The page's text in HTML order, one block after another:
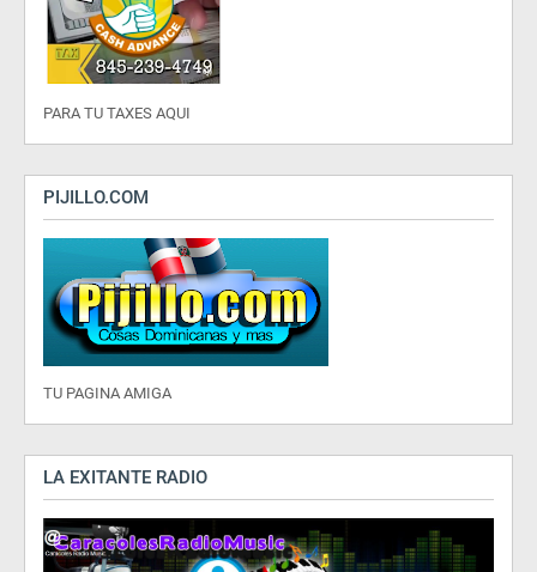
PARA TU TAXES AQUI
PIJILLO.COM
TU PAGINA AMIGA
LA EXITANTE RADIO